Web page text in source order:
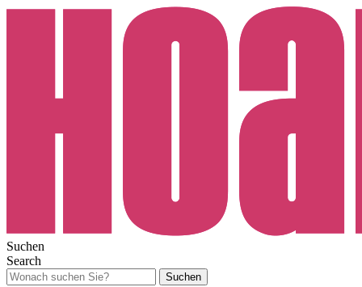
Suchen
Search
Suchen